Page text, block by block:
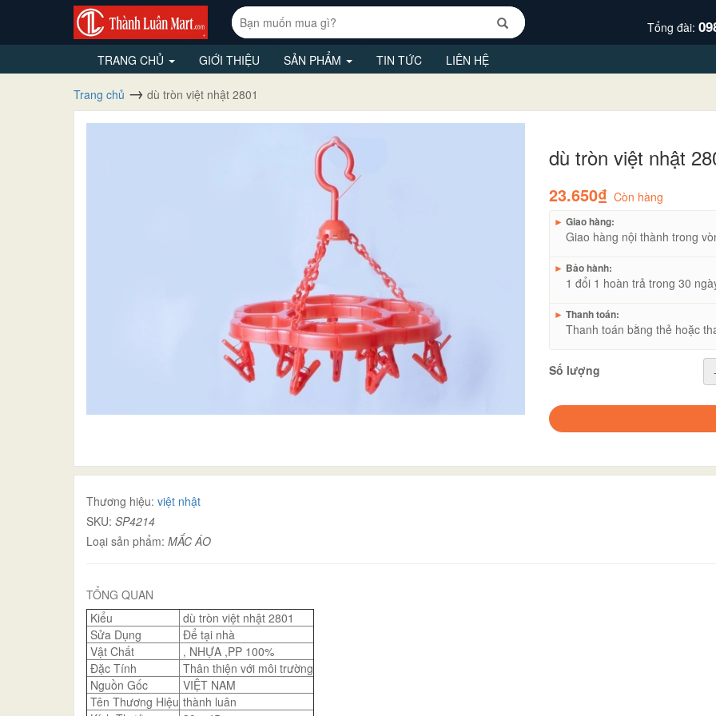
Tổng đài:
TRANG CHỦ GIỚI THIỆU SẢN PHẨM TIN TỨC LIÊN HỆ
Trang chủ dù tròn việt nhật 2801
dù tròn việt nhật
23.650₫ Còn hàng
► Giao hàng:
Giao hàng nội thành trong
► Bảo hành:
1 đổi 1 hoàn trả trong 30
► Thanh toán:
Thanh toán bằng thẻ hoặc
Số lượng -
Thương hiệu: việt nhật
SKU: SP4214
Loại sản phẩm: MẮC ÁO
TỔNG QUAN
Kiểu
dù tròn việt nhật 2801
Sửa Dụng
Để tại nhà
Vật Chất
, NHỰA ,PP 100%
Đặc Tính
Thân thiện với môi trường
Nguồn Gốc
VIỆT NAM
Tên Thương Hiệu thành luân